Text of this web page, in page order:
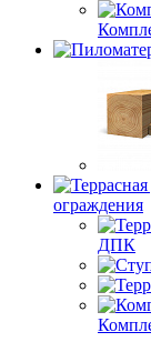
ограждения
ДПК